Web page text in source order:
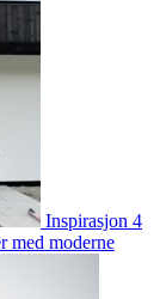
Inspirasjon 4
med moderne